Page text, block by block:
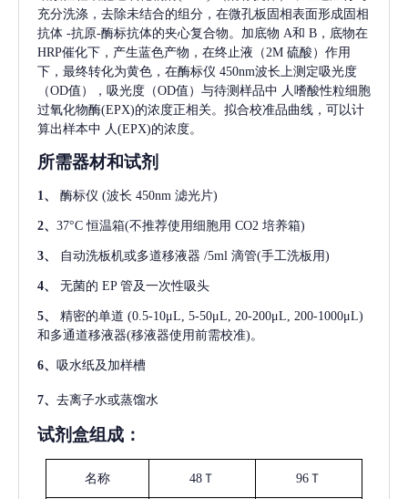
充分洗涤，去除未结合的组分，在微孔板固相表面形成固相
抗体 -抗原-酶标抗体的夹心复合物。加底物 A和 B，底物在
HRP催化下，产生蓝色产物，在终止液（2M 硫酸）作用
下，最终转化为黄色，在酶标仪 450nm波长上测定吸光度
（OD值），吸光度（OD值）与待测样品中 人嗜酸性粒细胞
过氧化物酶(EPX)的浓度正相关。拟合校准品曲线，可以计
算出样本中 人(EPX)的浓度。
所需器材和试剂
1、 酶标仪 (波长 450nm 滤光片)
2、 37°C 恒温箱(不推荐使用细胞用 CO2 培养箱)
3、 自动洗板机或多道移液器 /5ml 滴管(手工洗板用)
4、 无菌的 EP 管及一次性吸头
5、 精密的单道 (0.5-10μL, 5-50μL, 20-200μL, 200-1000μL)
和多通道移液器(移液器使用前需校准)。
6、 吸水纸及加样槽
7、 去离子水或蒸馏水
试剂盒组成：
名称 48Ｔ 96Ｔ